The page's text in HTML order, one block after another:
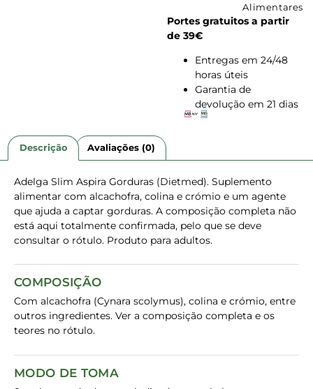
Alimentares
Portes gratuitos a partir
de 39€
Entregas em 24/48
horas úteis
Garantia de
devolução em 21 dias
Descrição Avaliações (0)
Adelga Slim Aspira Gorduras (Dietmed). Suplemento
alimentar com alcachofra, colina e crómio e um agente
que ajuda a captar gorduras. A composição completa não
está aqui totalmente confirmada, pelo que se deve
consultar o rótulo. Produto para adultos.
COMPOSIÇÃO
Com alcachofra (Cynara scolymus), colina e crómio, entre
outros ingredientes. Ver a composição completa e os
teores no rótulo.
MODO DE TOMA